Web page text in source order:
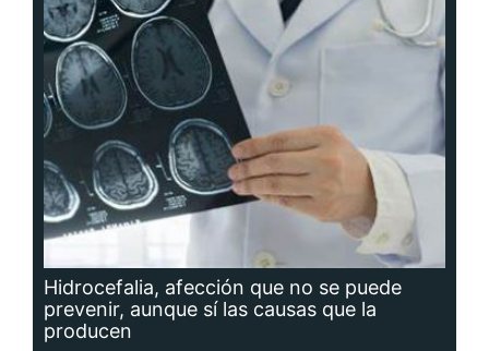
Hidrocefalia, afección que no se puede
prevenir, aunque sí las causas que la
producen